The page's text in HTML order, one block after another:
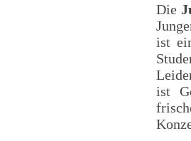
Die
ist
ist